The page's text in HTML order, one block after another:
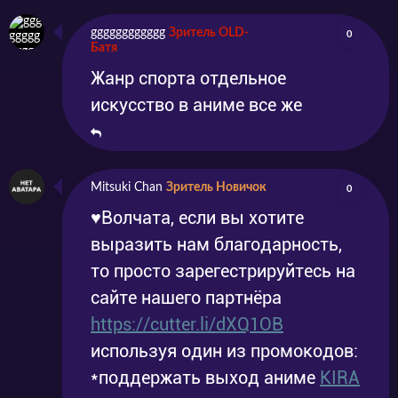
gggggggggggg Зритель OLD-
Батя
0
Жанр спорта отдельное
искусство в аниме все же
Mitsuki Chan Зритель Новичок 0
♥Волчата, если вы хотите
выразить нам благодарность,
то просто зарегестрируйтесь на
сайте нашего партнёра
https://cutter.li/dXQ1OB
используя один из промокодов:
*поддержать выход аниме KIRA